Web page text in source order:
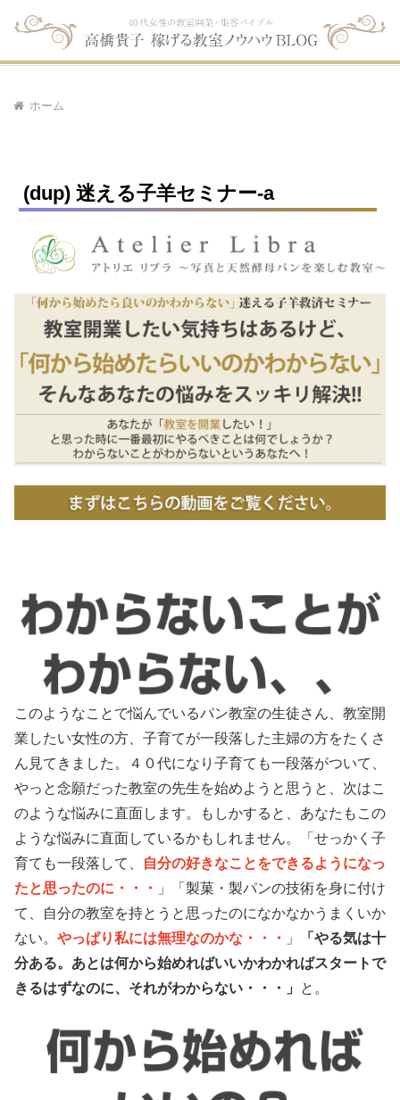
ホーム
(dup) 迷える子羊セミナー-a
このようなことで悩んでいるパン教室の生徒さん、教室開
業したい女性の方、子育てが一段落した主婦の方をたくさ
ん見てきました。４０代になり子育ても一段落がついて、
やっと念願だった教室の先生を始めようと思うと、次はこ
のような悩みに直面します。もしかすると、あなたもこの
ような悩みに直面しているかもしれません。「せっかく子
育ても一段落して、
自分の好きなことをできるようになっ
たと思ったのに・・・
」「製菓・製パンの技術を身に付け
て、自分の教室を持とうと思ったのになかなかうまくいか
ない。 やっぱり私には無理なのかな・・・ 」
「やる気は十
分ある。あとは何から始めればいいかわかればスタートで
きるはずなのに、それがわからない・・・」
と。